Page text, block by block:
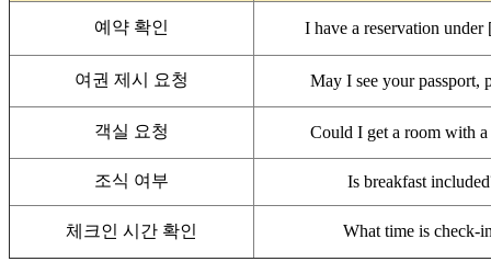
예약 확인 I have a reservation under
여권 제시 요청 May I see your passport,
객실 요청 Could I get a room with
조식 여부 Is breakfast
체크인 시간 확인 What time is check-